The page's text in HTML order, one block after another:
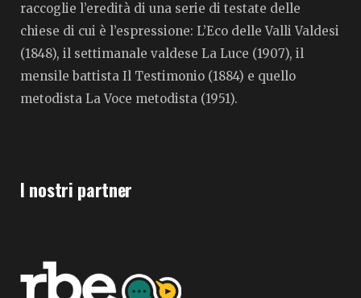
raccoglie l’eredità di una serie di testate delle
chiese di cui è l’espressione: L’Eco delle Valli Valdesi
(1848), il settimanale valdese La Luce (1907), il
mensile battista Il Testimonio (1884) e quello
metodista La Voce metodista (1951).
I nostri partner